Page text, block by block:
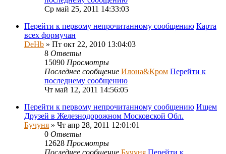
Ср май 25, 2011 14:33:03
Перейти к первому непрочитанному сообщению Карта
всех формучан
DeHb » Пт окт 22, 2010 13:04:03
8 Ответы
15090 Просмотры
Последнее сообщение Илона&Кром Перейти к
последнему сообщению
Чт май 12, 2011 14:56:05
Перейти к первому непрочитанному сообщению Ищем
Друзей в Железнодорожном Московской Обл.
Бучуня » Чт апр 28, 2011 12:01:01
0 Ответы
12628 Просмотры
Последнее сообщение Бучуня Перейти к